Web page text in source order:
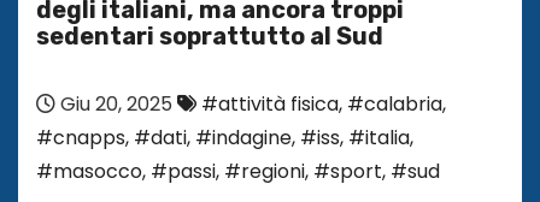
degli italiani, ma ancora troppi
sedentari soprattutto al Sud
Giu 20, 2025 #attività fisica, #calabria,
#cnapps, #dati, #indagine, #iss, #italia,
#masocco, #passi, #regioni, #sport, #sud